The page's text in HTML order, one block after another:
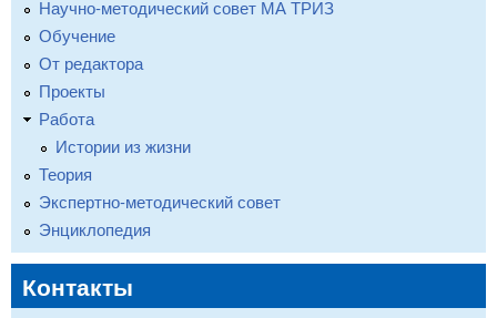
Научно-методический совет МА ТРИЗ
Обучение
От редактора
Проекты
Работа
Истории из жизни
Теория
Экспертно-методический совет
Энциклопедия
Контакты